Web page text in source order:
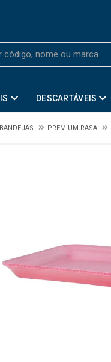
DESCARTÁVEIS
BANDEJAS PREMIUM RASA